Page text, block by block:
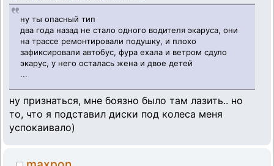
ну ты опасный тип
два года назад не стало одного водителя экаруса, они
на трассе ремонтировали подушку, и плохо
зафиксировали автобус, фура ехала и ветром сдуло
экарус, у него осталась жена и двое детей
...
ну признаться, мне боязно было там лазить.. но
то, что я подставил диски под колеса меня
успокаивало)